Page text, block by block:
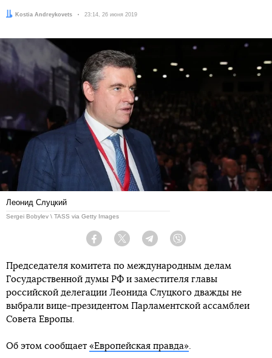
Автор:Kostia Andreykovets Дата:
23:14, 26 июня 2019
Леонид Слуцкий
Sergei Bobylev \ TASS via Getty Images
Facebook Twitter Telegram
Председателя комитета по международным делам
Государственной думы РФ и заместителя главы
российской делегации Леонида Слуцкого дважды не
выбрали вице-президентом Парламентской ассамблеи
Совета Европы.
Об этом сообщает «Европейская правда»